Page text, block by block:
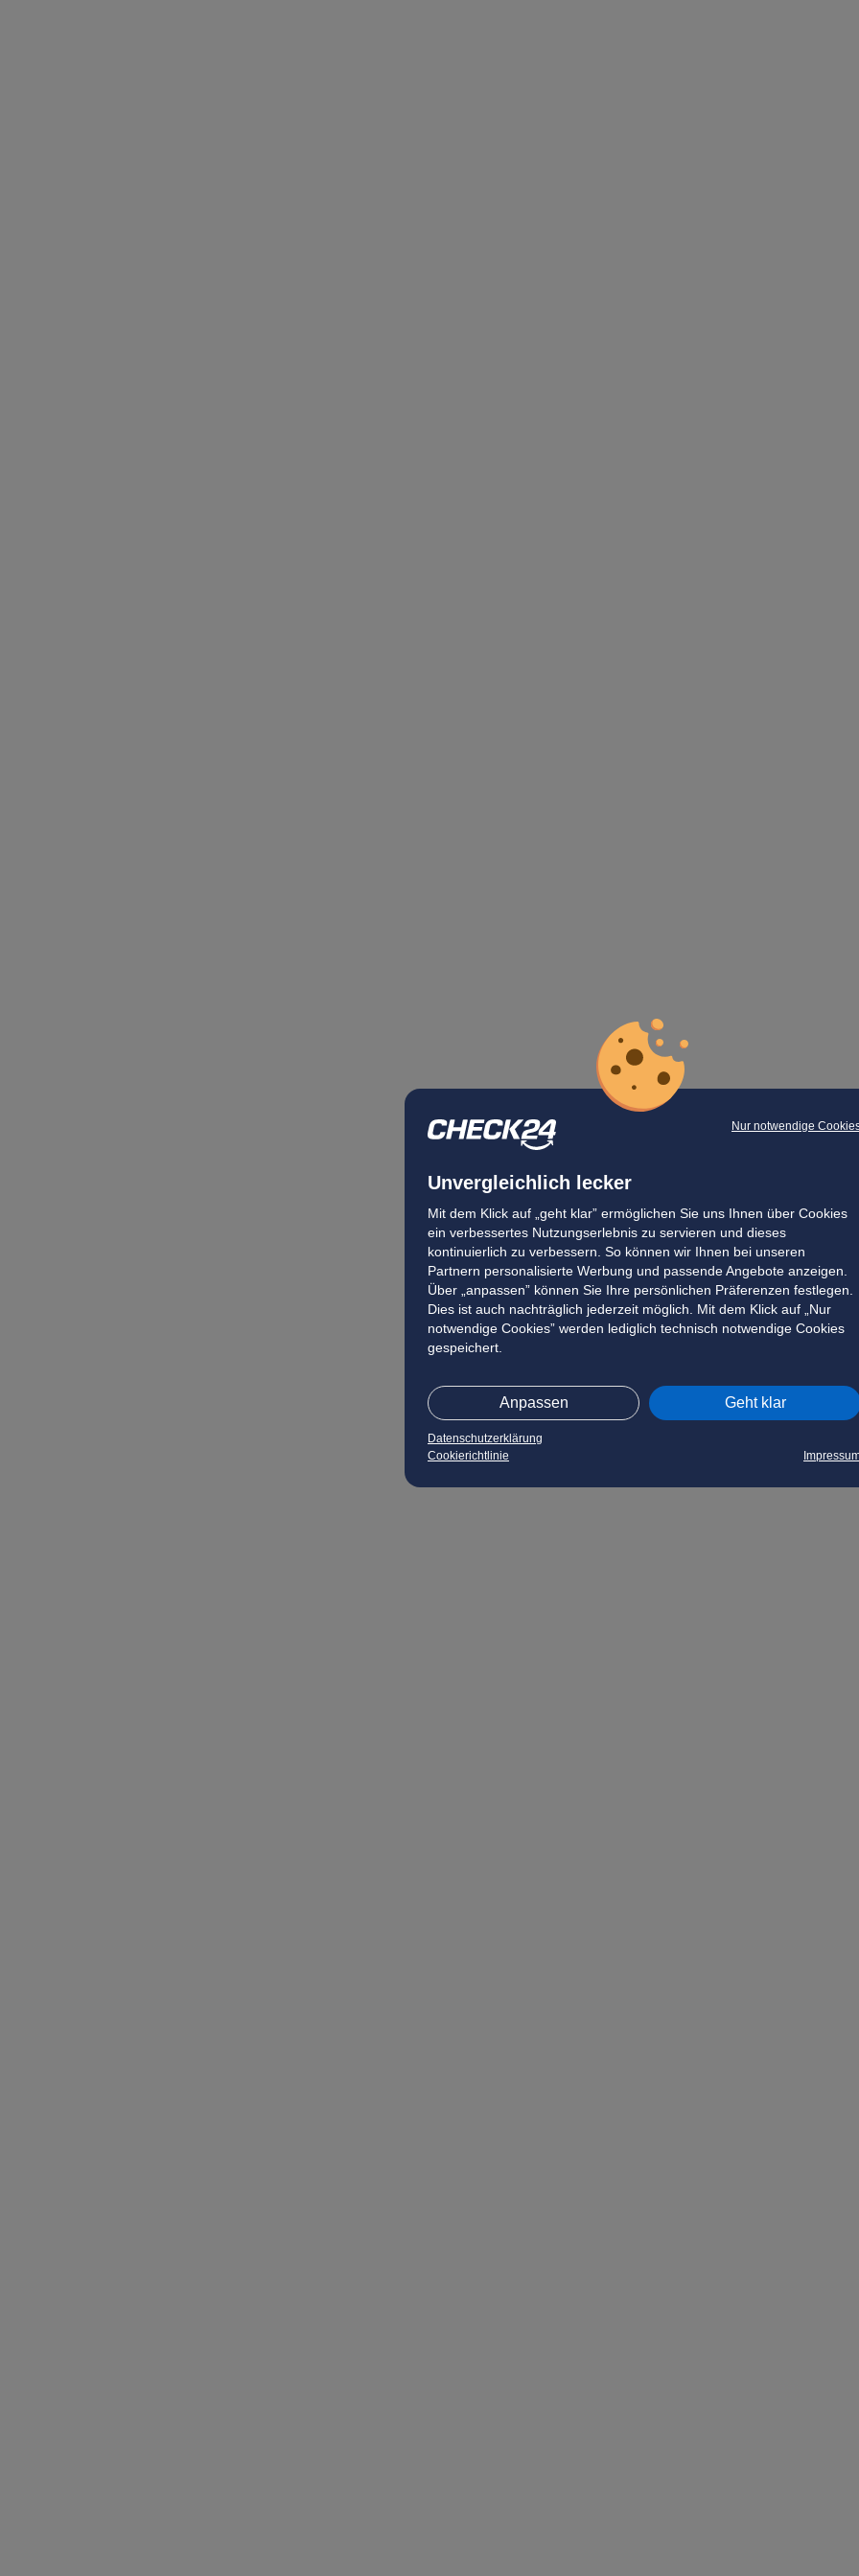
Nur notwendige
Unvergleichlich lecker
Mit dem Klick auf „geht klar” ermöglichen Sie uns Ihnen über Cookies
ein verbessertes Nutzungserlebnis zu servieren und dieses
kontinuierlich zu verbessern. So können wir Ihnen bei unseren
Partnern personalisierte Werbung und passende Angebote anzeigen.
Über „anpassen” können Sie Ihre persönlichen Präferenzen festlegen.
Dies ist auch nachträglich jederzeit möglich. Mit dem Klick auf „Nur
notwendige Cookies” werden lediglich technisch notwendige Cookies
gespeichert.
Anpassen Geht klar
Datenschutzerklärung
Cookierichtlinie